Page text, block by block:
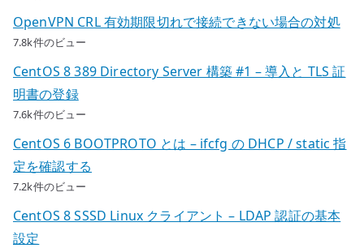
OpenVPN CRL 有効期限切れで接続できない場合の対処
7.8k件のビュー
CentOS 8 389 Directory Server 構築 #1 – 導入と TLS 証
明書の登録
7.6k件のビュー
CentOS 6 BOOTPROTO とは – ifcfg の DHCP / static 指
定を確認する
7.2k件のビュー
CentOS 8 SSSD Linux クライアント – LDAP 認証の基本
設定